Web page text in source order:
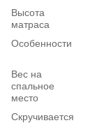
Высота
матраса
Особенности
Вес на
спальное
место
Скручивается